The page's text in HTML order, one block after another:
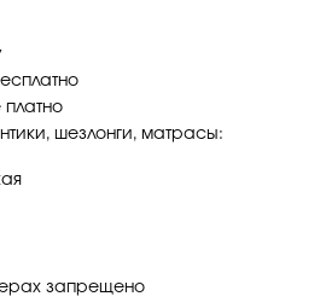
платно
шезлонги, матрасы:
запрещено